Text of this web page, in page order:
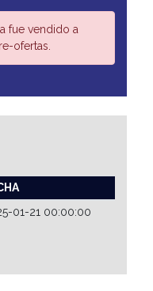
fue vendido a
ofertas.
01-21 00:00:00